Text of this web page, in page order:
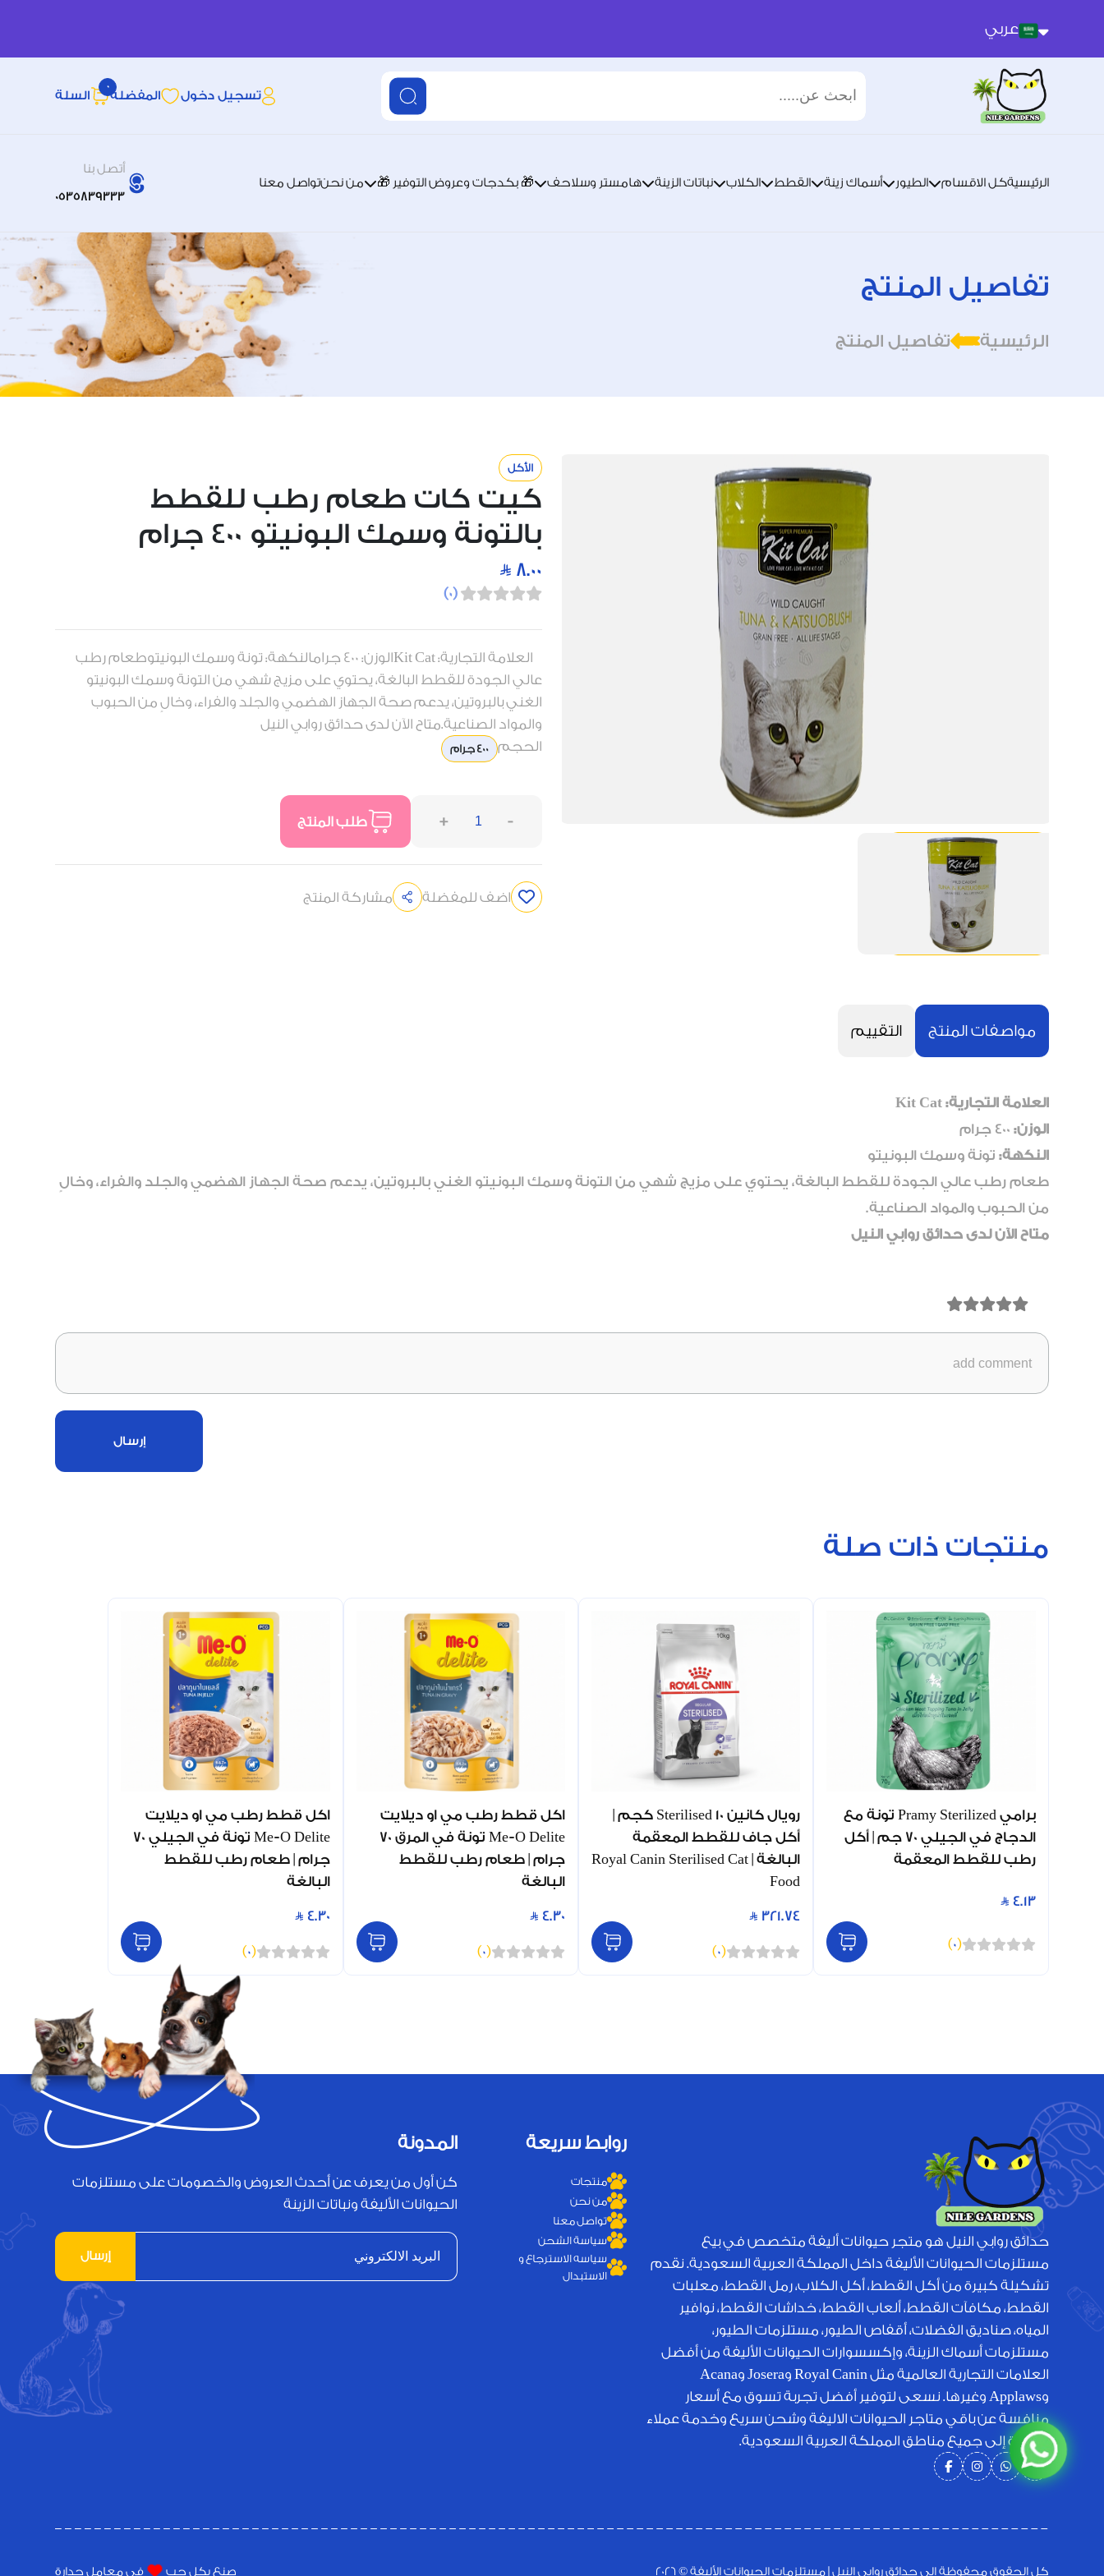
عربي
عربي
انجليزي
تسجيل دخول المفضله
0
السلة
الرئيسيةكل الاقسام الطيور أسماك زينة القطط الكلاب نباتات الزينة هامستر وسلاحف 🎁 بكدجات وعروض التوفير 🎁 من نحنتواصل معنا
أتصل بنا
0535839333
تفاصيل المنتج
الرئيسية تفاصيل المنتج
الأكل
كيت كات طعام رطب للقطط
بالتونة وسمك البونيتو 400 جرام
8.00
(
0
)
العلامة التجارية: Kit Catالوزن: 400 جرامالنكهة: تونة وسمك البونيتوطعام رطب
عالي الجودة للقطط البالغة، يحتوي على مزيج شهي من التونة وسمك البونيتو
الغني بالبروتين، يدعم صحة الجهاز الهضمي والجلد والفراء، وخالٍ من الحبوب
والمواد الصناعية.متاح الآن لدى حدائق روابي النيل
الحجم
400 جرام
-
+ طلب المنتج
اضف للمفضلة مشاركة المنتج
مواصفات المنتج التقييم
العلامة التجارية: Kit Cat
الوزن:
النكهة: تونة وسمك البونيتو
طعام رطب عالي الجودة للقطط البالغة، يحتوي على مزيج شهي من التونة وسمك البونيتو الغني بالبروتين، يدعم صحة الجهاز الهضمي والجلد والفراء، وخالٍ
من الحبوب والمواد الصناعية.
متاح الآن لدى حدائق روابي النيل
إرسال
منتجات ذات صلة
برامي Pramy Sterilized تونة مع
الدجاج في الجيلي 70 جم | أكل
رطب للقطط المعقمة
4.13
(
0
)
رويال كانين Sterilised 10 كجم |
أكل جاف للقطط المعقمة
البالغة | Royal Canin Sterilised Cat
Food
321.74
(
0
)
اكل قطط رطب مي او ديلايت
Me-O Delite تونة في المرق 70
جرام | طعام رطب للقطط
البالغة
4.30
(
0
)
اكل قطط رطب مي او ديلايت
Me-O Delite تونة في الجيلي 70
جرام | طعام رطب للقطط
البالغة
4.30
(
0
)
حدائق روابي النيل هو متجر حيوانات أليفة متخصص في بيع
مستلزمات الحيوانات الأليفة داخل المملكة العربية السعودية. نقدم
تشكيلة كبيرة من أكل القطط، أكل الكلاب، رمل القطط، معلبات
القطط، مكافآت القطط، ألعاب القطط، خداشات القطط، نوافير
المياه، صناديق الفضلات، أقفاص الطيور، مستلزمات الطيور،
مستلزمات أسماك الزينة، وإكسسوارات الحيوانات الأليفة من أفضل
العلامات التجارية العالمية مثل Royal Canin وJosera وAcana
وApplaws وغيرها. نسعى لتوفير أفضل تجربة تسوق مع أسعار
منافسة عن باقي متاجر الحيوانات الاليفة وشحن سريع وخدمة عملاء
متميزة إلى جميع مناطق المملكة العربية السعودية.
روابط سريعة
منتجات
من نحن
تواصل معنا
سياسة الشحن
سياسه الاسترجاع و
الاستبدال
المدونة
كن أول من يعرف عن أحدث العروض والخصومات على مستلزمات
الحيوانات الأليفة ونباتات الزينة
إرسال
كل الحقوق محفوظة الي حدائق روابي النيل | مستلزمات الحيوانات الأليفة © 2026 صنع بكل حب فى معامل جدارة